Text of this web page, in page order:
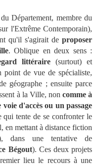
Département, membre du
l'Extrême Contemporain),
qu'il s'agirait de proposer
. Oblique en deux sens :
littéraire(surtout) et
de vue de spécialiste,
géographe ; ensuite parce
à la Ville, non comme à
d'accès ou un passage
tente de se confronter le
en mettant à distance fiction
dans une tentative de
Bégout). Ces deux projets
lieu le recours à une